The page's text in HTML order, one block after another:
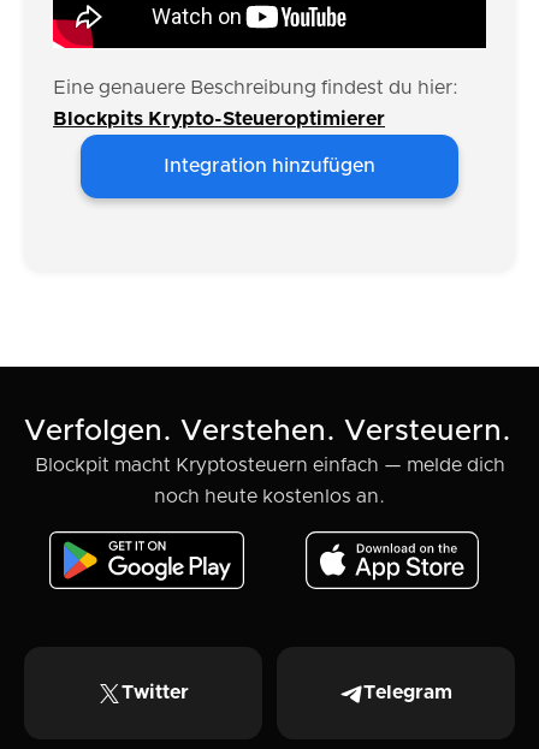
Eine genauere Beschreibung findest du hier:
Blockpits Krypto-Steueroptimierer
Integration hinzufügen
Verfolgen. Verstehen. Versteuern.
Blockpit macht Kryptosteuern einfach — melde dich
noch heute kostenlos an.
Twitter Telegram